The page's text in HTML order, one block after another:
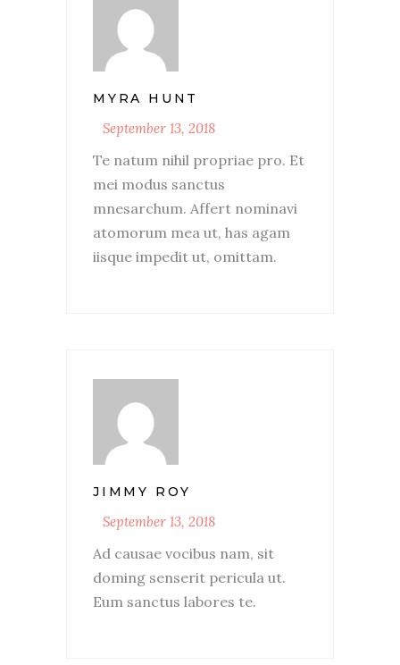
MYRA HUNT
September 13, 2018
Te natum nihil propriae pro. Et
mei modus sanctus
mnesarchum. Affert nominavi
atomorum mea ut, has agam
iisque impedit ut, omittam.
JIMMY ROY
September 13, 2018
Ad causae vocibus nam, sit
doming senserit pericula ut.
Eum sanctus labores te.